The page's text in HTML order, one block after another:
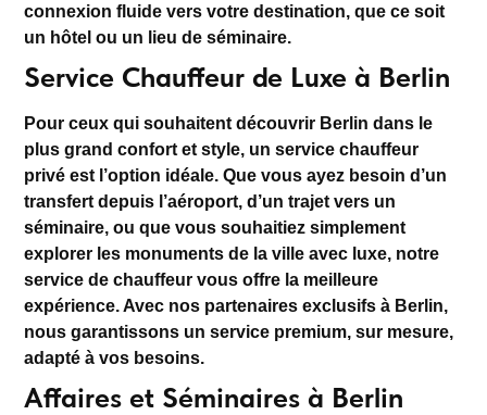
connexion fluide vers votre destination, que ce soit
un hôtel ou un lieu de séminaire.
Service Chauffeur de Luxe à Berlin
Pour ceux qui souhaitent découvrir Berlin dans le
plus grand confort et style, unservice chauffeur
privé est l’option idéale. Que vous ayez besoin d’un
transfert depuis l’aéroport, d’un trajet vers un
séminaire, ou que vous souhaitiez simplement
explorer les monuments de la ville avec luxe, notre
service de chauffeur vous offre la meilleure
expérience. Avec nos partenaires exclusifs à Berlin,
nous garantissons un service premium, sur mesure,
adapté à vos besoins.
Affaires et Séminaires à Berlin